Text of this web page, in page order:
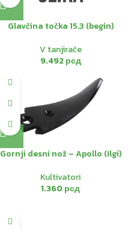
Glavčina točka 15.3 (begin)
V tanjirače
9.492рсд
Gornji desni nož – Apollo (Ilgi)
Kultivatori
1.360рсд